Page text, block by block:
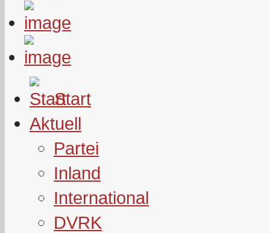
Start
Aktuell
Partei
Inland
International
DVRK